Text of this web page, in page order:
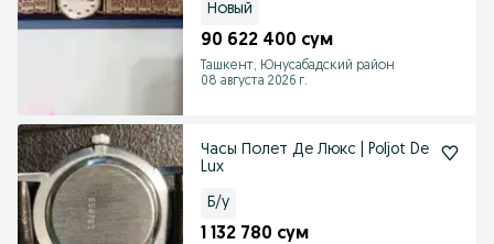
Новый
90 622 400 сум
Ташкент, Юнусабадский район
08 августа 2026 г.
Часы Полет Де Люкс | Poljot De
Lux
Б/у
1 132 780 сум